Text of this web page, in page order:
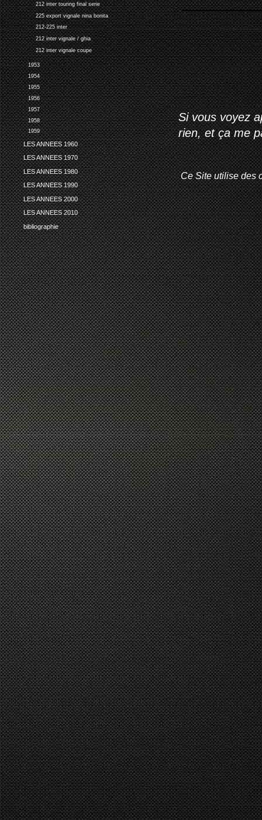
212 inter touring final serie
225 export vignale nina bonita
212-225 inter
212 inter vignale / ghia
212 inter vignale coupe
1953
1954
1955
1956
1957
1958
1959
LES ANNEES 1960
LES ANNEES 1970
LES ANNEES 1980
LES ANNEES 1990
LES ANNEES 2000
LES ANNEES 2010
bibliographie
Si vous voyez
rien, et ça me
Ce Site utilise des